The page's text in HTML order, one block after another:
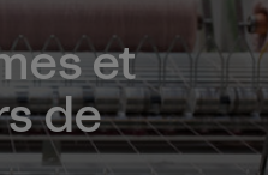
et
de